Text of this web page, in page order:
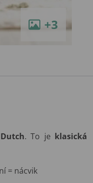
+3
. To je klasická
= nácvik